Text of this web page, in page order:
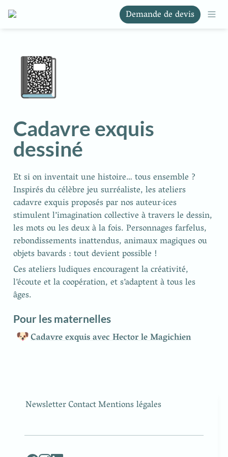
Demande de devis
📓
Cadavre exquis
dessiné
Et si on inventait une histoire… tous ensemble ?
Inspirés du célèbre jeu surréaliste, les ateliers
cadavre exquis proposés par nos auteur·ices
stimulent l’imagination collective à travers le dessin,
les mots ou les deux à la fois. Personnages farfelus,
rebondissements inattendus, animaux magiques ou
objets bavards : tout devient possible !
Ces ateliers ludiques encouragent la créativité,
l’écoute et la coopération, et s’adaptent à tous les
Pour les maternelles
🐶Cadavre exquis avec Hector le Magichien
NewsletterContactMentions légales